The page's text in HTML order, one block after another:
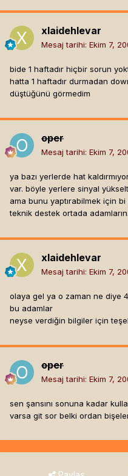
xlaidehlevar
Mesaj tarihi: Ekim 7,
bide 1 haftadır hiçbir sorun
hatta 1 haftadır durmadan
düştüğünü görmedim
oper
Mesaj tarihi: Ekim 7,
ya bazı yerlerde hat
var. böyle yerlere sinyal
ama bunu yaptırabilmek için
teknik destek ortada adamların.
xlaidehlevar
Mesaj tarihi: Ekim 7,
olaya gel ya o zaman ne diye
bu adamlar
neyse verdiğin bilgiler için
oper
Mesaj tarihi: Ekim 7,
sen şansını sonuna kadar
varsa git sor belki ordan